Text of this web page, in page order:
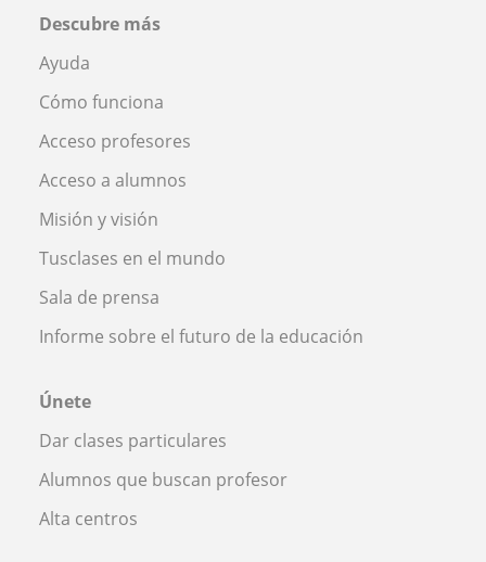
Descubre más
Ayuda
Cómo funciona
Acceso profesores
Acceso a alumnos
Misión y visión
Tusclases en el mundo
Sala de prensa
Informe sobre el futuro de la educación
Únete
Dar clases particulares
Alumnos que buscan profesor
Alta centros